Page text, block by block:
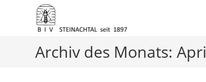
Archiv des Monats: